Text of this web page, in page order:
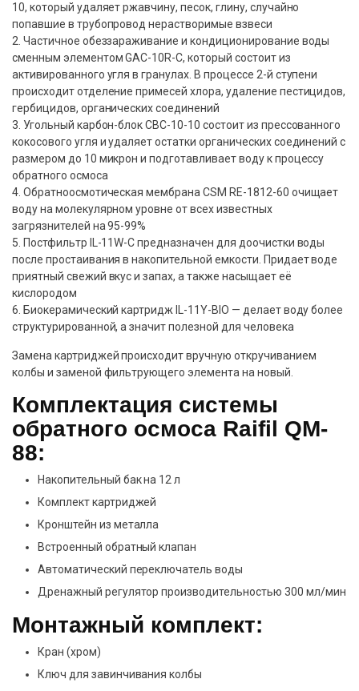
10, который удаляет ржавчину, песок, глину, случайно
попавшие в трубопровод нерастворимые взвеси
2. Частичное обеззараживание и кондиционирование воды
сменным элементом GAC-10R-C, который состоит из
активированного угля в гранулах. В процессе 2-й ступени
происходит отделение примесей хлора, удаление пестицидов,
гербицидов, органических соединений
3. Угольный карбон-блок CBC-10-10 состоит из прессованного
кокосового угля и удаляет остатки органических соединений с
размером до 10 микрон и подготавливает воду к процессу
обратного осмоса
4. Обратноосмотическая мембрана CSM RE-1812-60 очищает
воду на молекулярном уровне от всех известных
загрязнителей на 95-99%
5. Постфильтр IL-11W-C предназначен для доочистки воды
после простаивания в накопительной емкости. Придает воде
приятный свежий вкус и запах, а также насыщает её
кислородом
6. Биокерамический картридж IL-11Y-BIO — делает воду более
структурированной, а значит полезной для человека
Замена картриджей происходит вручную откручиванием
колбы и заменой фильтрующего элемента на новый.
Комплектация системы
обратного осмоса Raifil QM-
88:
Накопительный бак на 12 л
Комплект картриджей
Кронштейн из металла
Встроенный обратный клапан
Автоматический переключатель воды
Дренажный регулятор производительностью 300 мл/мин
Монтажный комплект:
Кран (хром)
Ключ для завинчивания колбы